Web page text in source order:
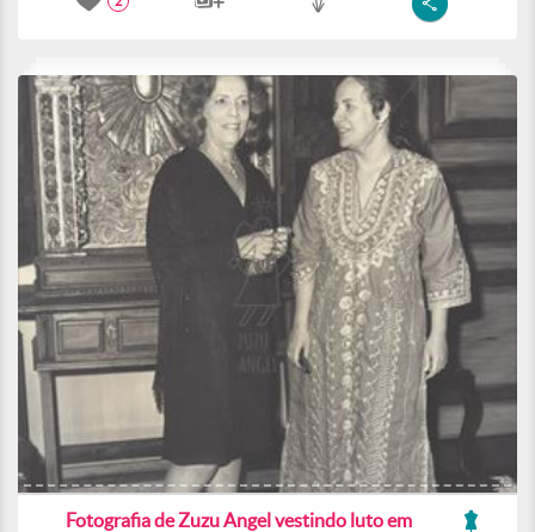
Fotografia de Zuzu Angel vestindo luto em